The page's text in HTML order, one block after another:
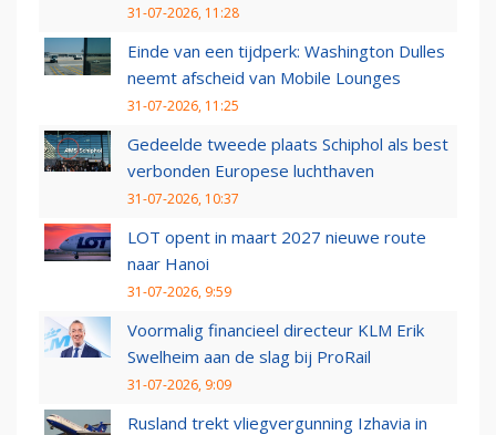
31-07-2026, 11:28
Einde van een tijdperk: Washington Dulles
neemt afscheid van Mobile Lounges
31-07-2026, 11:25
Gedeelde tweede plaats Schiphol als best
verbonden Europese luchthaven
31-07-2026, 10:37
LOT opent in maart 2027 nieuwe route
naar Hanoi
31-07-2026, 9:59
Voormalig financieel directeur KLM Erik
Swelheim aan de slag bij ProRail
31-07-2026, 9:09
Rusland trekt vliegvergunning Izhavia in